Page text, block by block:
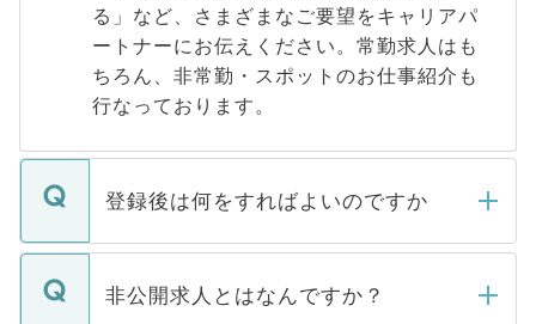
る」など、さまざまなご要望をキャリアパ
ートナーにお伝えください。常勤求人はも
ちろん、非常勤・スポットのお仕事紹介も
行なっております。
登録後は何をすればよいのですか
ご登録いただきましたら、弊社担当者がご
登録内容を確認し、その後メールもしくは
非公開求人とはなんですか？